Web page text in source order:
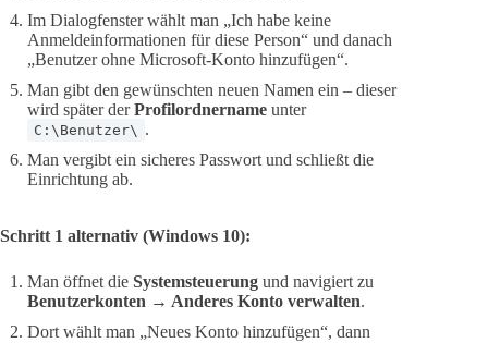
Im Dialogfenster wählt man „Ich habe keine
Anmeldeinformationen für diese Person“ und danach
„Benutzer ohne Microsoft-Konto hinzufügen“.
Man gibt den gewünschten neuen Namen ein – dieser
wird später derProfilordnername unter
C:\Benutzer\ .
Man vergibt ein sicheres Passwort und schließt die
Einrichtung ab.
Schritt 1 alternativ (Windows 10):
Man öffnet die Systemsteuerung und navigiert zu
Benutzerkonten → Anderes Konto verwalten.
Dort wählt man „Neues Konto hinzufügen“, dann